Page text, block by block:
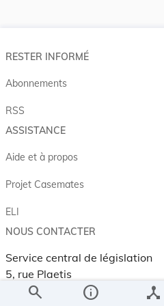
search info device_hub
RESTER INFORMÉ
Abonnements
RSS
ASSISTANCE
Aide et à propos
Projet Casemates
ELI
NOUS CONTACTER
Service central de législation
5, rue Plaetis
L-2338 LUXEMBOURG